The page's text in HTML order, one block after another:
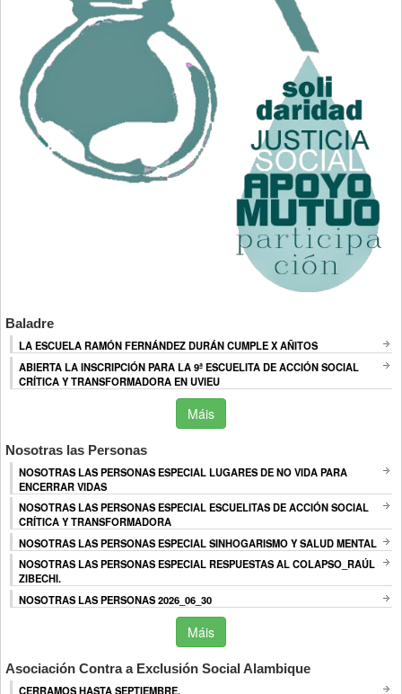
Baladre
LA ESCUELA RAMÓN FERNÁNDEZ DURÁN CUMPLE X AÑITOS
ABIERTA LA INSCRIPCIÓN PARA LA 9ª ESCUELITA DE ACCIÓN SOCIAL
CRÍTICA Y TRANSFORMADORA EN UVIEU
Máis
Nosotras las Personas
NOSOTRAS LAS PERSONAS ESPECIAL LUGARES DE NO VIDA PARA
ENCERRAR VIDAS
NOSOTRAS LAS PERSONAS ESPECIAL ESCUELITAS DE ACCIÓN SOCIAL
CRÍTICA Y TRANSFORMADORA
NOSOTRAS LAS PERSONAS ESPECIAL SINHOGARISMO Y SALUD MENTAL
NOSOTRAS LAS PERSONAS ESPECIAL RESPUESTAS AL COLAPSO_RAÚL
ZIBECHI.
NOSOTRAS LAS PERSONAS 2026_06_30
Máis
Asociación Contra a Exclusión Social Alambique
CERRAMOS HASTA SEPTIEMBRE.